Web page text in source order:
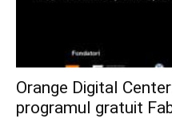
Orange Digital
programul gratuit